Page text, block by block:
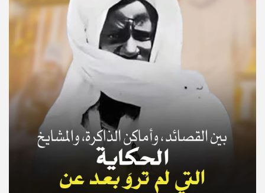
© Copyright 2025, APS